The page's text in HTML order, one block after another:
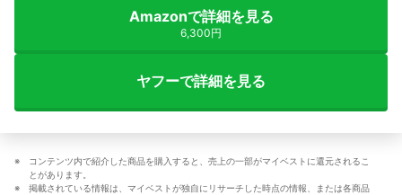
Amazonで詳細を見る
6,300円
ヤフーで詳細を見る
コンテンツ内で紹介した商品を購入すると、売上の一部がマイベストに還元されるこ
とがあります。
掲載されている情報は、マイベストが独自にリサーチした時点の情報、または各商品